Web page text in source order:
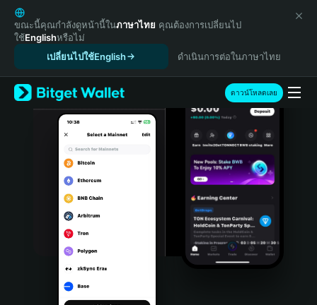
English
日本語
Tiếng Việt
Español (Latinoamérica)
Türkçe
Italiano
Português (Portugal)
Bahasa Indonesia
Português (Brasil)
ขณะนี้คุณกำลังดูหน้านี้ในภาษาไทย คุณต้องการเปลี่ยนไป
ใช้Englishหรือไม่
เปลี่ยนไปใช้English
ดำเนินการต่อในภาษาไทย
ดาวน์โหลดเลย